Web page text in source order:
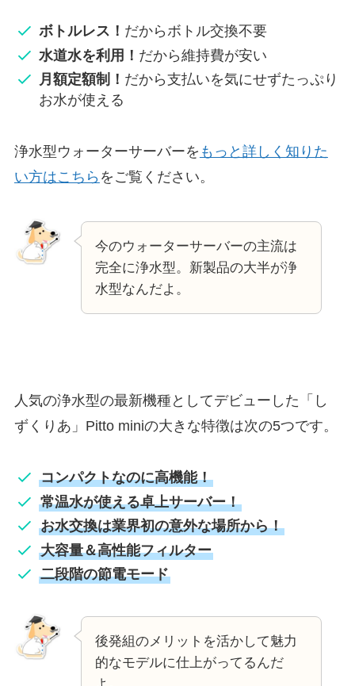
ボトルレス！ だからボトル交換不要
水道水を利用！ だから維持費が安い
月額定額制！ だから支払いを気にせずたっぷり
お水が使える
浄水型ウォーターサーバーを もっと詳しく知りた
い方はこちら をご覧ください。
今のウォーターサーバーの主流は
完全に浄水型。新製品の大半が浄
水型なんだよ。
人気の浄水型の最新機種としてデビューした「し
ずくりあ」Pitto miniの大きな特徴は次の5つです。
コンパクトなのに高機能！
常温水が使える卓上サーバー！
お水交換は業界初の意外な場所から！
大容量＆高性能フィルター
二段階の節電モード
後発組のメリットを活かして魅力
的なモデルに仕上がってるんだ